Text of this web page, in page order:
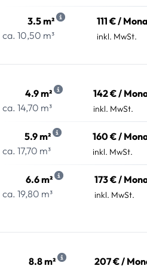
3.5 m²
ca. 10,50 m³
111 € /
inkl. MwSt.
4.9 m²
ca. 14,70 m³
142 € /
inkl. MwSt.
5.9 m²
ca. 17,70 m³
160 € /
inkl. MwSt.
6.6 m²
ca. 19,80 m³
173 € /
inkl. MwSt.
8.8 m²
207 € /